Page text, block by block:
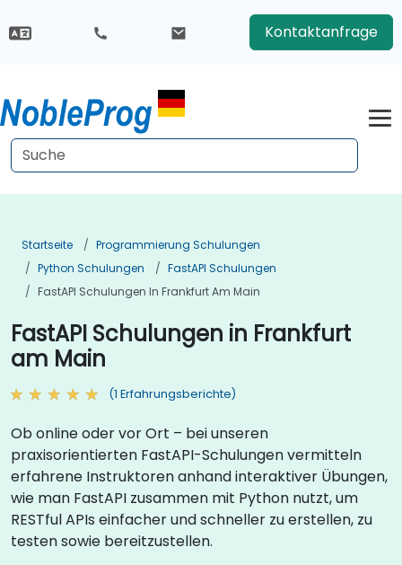
Kontaktanfrage
Startseite
Programmierung Schulungen
Python Schulungen
FastAPI Schulungen
FastAPI Schulungen In Frankfurt Am Main
FastAPI Schulungen in Frankfurt
am Main
(1 Erfahrungsberichte)
Ob online oder vor Ort – bei unseren
praxisorientierten FastAPI-Schulungen vermitteln
erfahrene Instruktoren anhand interaktiver Übungen,
wie man FastAPI zusammen mit Python nutzt, um
RESTful APIs einfacher und schneller zu erstellen, zu
testen sowie bereitzustellen.